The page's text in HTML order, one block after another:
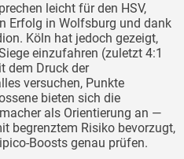
leicht für den HSV,
Erfolg in Wolfsburg und dank
Köln hat jedoch gezeigt,
einzufahren (zuletzt 4:1
dem Druck der
versuchen, Punkte
bieten sich die
als Orientierung an —
begrenztem Risiko bevorzugt,
Boosts genau prüfen.